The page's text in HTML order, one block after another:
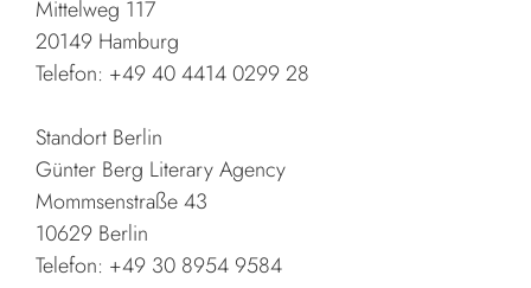
Mittelweg 117
20149 Hamburg
Telefon: +49 40 4414 0299 28
Standort Berlin
Günter Berg Literary Agency
Mommsenstraße 43
10629 Berlin
Telefon: +49 30 8954 9584